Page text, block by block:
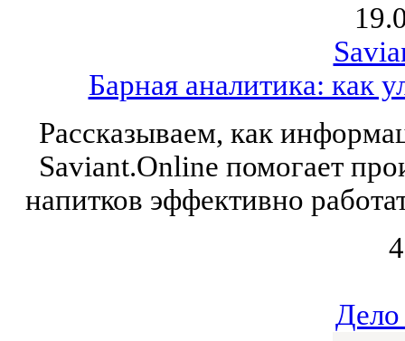
Барная аналитика: как
Рассказываем, как
Saviant.Online помогает
напитков эффективно
Дело